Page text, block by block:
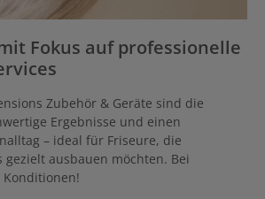
Fokus auf professionelle
Zubehör & Geräte sind die
Ergebnisse und einen
– ideal für Friseure, die
gezielt ausbauen möchten. Bei
Konditionen!